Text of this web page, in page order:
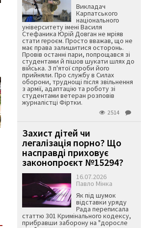
Викладач
Карпатського
національного
університету імені Василя
Стефаника Юрій Довган не мріяв
стати героєм. Просто вважав, що не
має права залишитися осторонь.
Провів останні пари, попрощався зі
студентами й пішов шукати шлях до
війська. З п'ятої спроби його
прийняли. Про службу в Силах
оборони, труднощі після звільнення
з армії, адаптацію та роботу зі
студентами ветеран розповів
журналістці Фіртки.
2514
Захист дітей чи
легалізація порно? Що
насправді приховує
законопроєкт №15294?
16.07.2026
Павло Мінка
Як під шумок
відставки уряду
Рада переписала
статтю 301 Кримінального кодексу,
прибравши заборону на "доросле